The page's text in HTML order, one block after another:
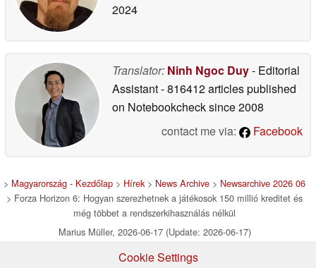
2024
Translator: Ninh Ngoc Duy- Editorial
Assistant- 816412 articles published
on Notebookchecksince 2008
contact me via:
Facebook
> Magyarország - Kezdőlap > Hírek> News Archive > Newsarchive 2026 06
> Forza Horizon 6: Hogyan szerezhetnek a játékosok 150 millió kreditet és
még többet a rendszerkihasználás nélkül
Marius Müller, 2026-06-17 (Update: 2026-06-17)
Cookie Settings